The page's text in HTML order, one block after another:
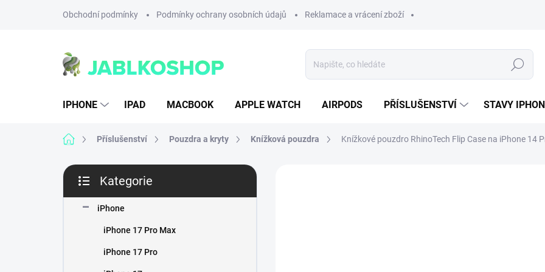
Obchodní podmínky Podmínky ochrany osobních údajů Reklamace a vrácení zboží
Hledat
IPHONE IPAD MACBOOK APPLE WATCH AIRPODS PŘÍSLUŠENSTVÍ STAVY
Domů Příslušenství Pouzdra a kryty Knížková pouzdra Knížkové pouzdro RhinoTech Flip Case na iPhone 14
P
s
kategorie
Kategorie
iPhone
iPhone 17 Pro Max
iPhone 17 Pro